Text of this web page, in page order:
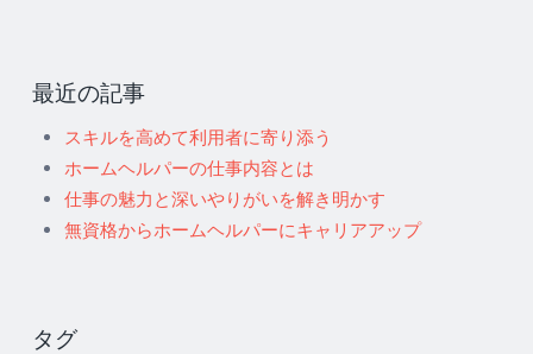
最近の記事
スキルを高めて利用者に寄り添う
ホームヘルパーの仕事内容とは
仕事の魅力と深いやりがいを解き明かす
無資格からホームヘルパーにキャリアアップ
タグ